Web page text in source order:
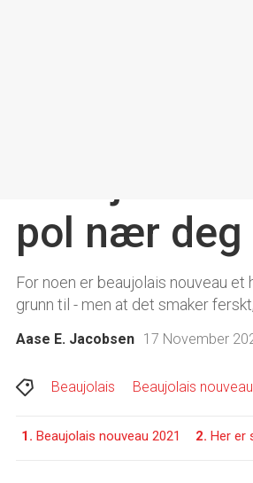
pol nær deg
For noen er beaujolais nouveau
grunn til - men at det smaker
Aase E. Jacobsen 17 November
Beaujolais Beaujolais nouveau
1. Beaujolais nouveau 2021 2. Her er